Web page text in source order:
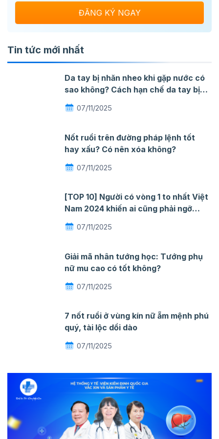
Tin tức mới nhất
Da tay bị nhăn nheo khi gặp nước có
sao không? Cách hạn chế da tay bị
nhăn khi gặp nước
07/11/2025
Nốt ruồi trên đường pháp lệnh tốt
hay xấu? Có nên xóa không?
07/11/2025
[TOP 10] Người có vòng 1 to nhất Việt
Nam 2024 khiến ai cũng phải ngỡ
ngàng mê đắm
07/11/2025
Giải mã nhân tướng học: Tướng phụ
nữ mu cao có tốt không?
07/11/2025
7 nốt ruồi ở vùng kín nữ ẵm mệnh phú
quý, tài lộc dồi dào
07/11/2025